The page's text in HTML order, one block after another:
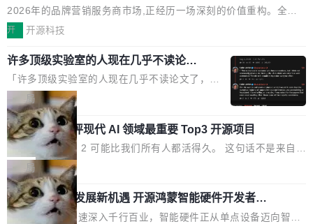
东西：一个带网页上下文的聊天框。 它们能读取
页面的文本，然后把文本丢给大模型，再返回一
段回答。仅此而已。 这当然有用，但总觉得差点
意思。比如我在一个后台管理系统里，需要填50
个表单字段，每个字段还有联动逻辑；比如我
想...
造，整机长度仅16厘米，提供1600W额定功率
与80PLUS钛金能效；支持ATX 3.1与PCIe 5.1
规范，结合服务器级元件、完善供电线材与内置
实时LCD监控屏，可充分满足当下高阶PC主机
的严苛使用需求。 澎湃功率，紧凑机身 钛金雕1
600PG5 AI TOP具备强悍输出功率，同时实现
机身尺寸大幅精简。整机长度仅16厘米，属于同
功率段机身尺寸十分紧凑的1600W电源产品。小
巧机身有效提升市面主流标准A...
牌资产思维的范式转移
2026年的品牌营销服务商市场,正经历一场深刻的价值重构。全球
全案品牌代理机构市场从2025年的83.1亿美元增长至2026年的86.
字广告与公共关系相关服务市场更是从2025年的8463亿美元扩张
至2026年的8763亿美元。数字的背后是一个清晰的事实——品牌
对专业化营销服务的需求从未如此迫切。 但市场扩容的同时,服务
商的竞争逻辑正在改变。2026年TopAgency年度合辑的观察指出,
“产品”这个离消费者最近的载体,在整个品牌营销层面的权重显著变
高了。全域营销服务商的竞争正在从规模转向深度,案例厚度、全域
覆盖、多线协同...
开 开源科技
许多顶级实验室的人现在几乎不读论文
了
「许多顶级实验室的人现在几乎不读论文了，而
且他们认为 ICLR/ICML/NeurIPS 充斥着大量过
度宣传和欺诈。」 OpenAI 研究员 Keller Jorda
n 这条推文引发了广泛讨论。他不是在说风凉
话，他是说出了一个圈内人尽皆知但很少公开捅
破的事实。 Jordan 随后补充了一句软化声明：
「我不认为这些会议上大部分论文都在过度宣传
或造假。问题是，作为读者，如果你筛选出那些
看起来最令人兴奋的论文，那它们大部分都是过
局
xAI 前工程师评现代 AI 领域最重要 Top3 开源项目
Flash Attention 2 可能比我们所有人都活得久。 这句话不是来自某
个技术博客，而是出自 Hieu Pham 的一条推文。Hieu Pham 是
谁？他是 xAI 的早期工程师之一，在 Grok 训练基础设施团队工作
过。近日他在 X 上发了一条帖子，列出了他认为现代 AI 领域最重
要的三个开源项目。 第一个名字毫无悬念：Flash Attention 2。 Hi
局
共商智能硬件发展新机遇 开源鸿蒙智能硬件开发者日
杭州站即将举行
随着万物智联加速深入千行百业，智能硬件正从单点设备迈向智能